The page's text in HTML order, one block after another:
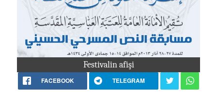
Festivalin afişi
FACEBOOK TELEGRAM